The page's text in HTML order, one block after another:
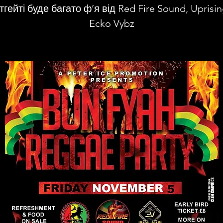
буде багато ф’я від Red Fire Sound,
Ecko Vybz